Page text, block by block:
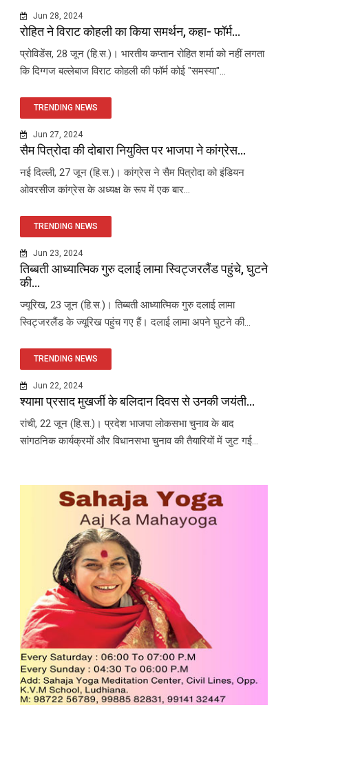
Jun 28, 2024
रोहित ने विराट कोहली का किया समर्थन, कहा- फॉर्म...
प्रोविडेंस, 28 जून (हि.स.)। भारतीय कप्तान रोहित शर्मा को नहीं लगता
कि दिग्गज बल्लेबाज विराट कोहली की फॉर्म कोई "समस्या"...
TRENDING NEWS
Jun 27, 2024
सैम पित्रोदा की दोबारा नियुक्ति पर भाजपा ने कांग्रेस...
नई दिल्ली, 27 जून (हि.स.)। कांग्रेस ने सैम पित्रोदा को इंडियन
ओवरसीज कांग्रेस के अध्यक्ष के रूप में एक बार...
TRENDING NEWS
Jun 23, 2024
तिब्बती आध्यात्मिक गुरु दलाई लामा स्विट्जरलैंड पहुंचे, घुटने
की...
ज्यूरिख, 23 जून (हि.स.)। तिब्बती आध्यात्मिक गुरु दलाई लामा
स्विट्जरलैंड के ज्यूरिख पहुंच गए हैं। दलाई लामा अपने घुटने की...
TRENDING NEWS
Jun 22, 2024
श्यामा प्रसाद मुखर्जी के बलिदान दिवस से उनकी जयंती...
रांची, 22 जून (हि.स.)। प्रदेश भाजपा लोकसभा चुनाव के बाद
सांगठनिक कार्यक्रमों और विधानसभा चुनाव की तैयारियों में जुट गई...